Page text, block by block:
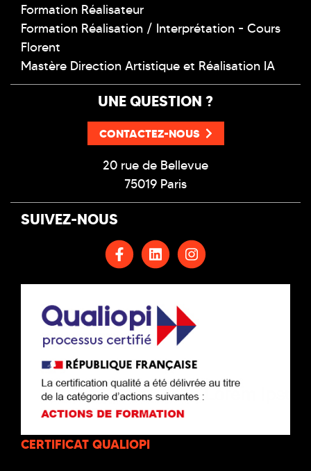
Formation Réalisateur
Formation Réalisation / Interprétation - Cours
Florent
Mastère Direction Artistique et Réalisation IA
UNE QUESTION ?
CONTACTEZ-NOUS
20 rue de Bellevue
75019 Paris
SUIVEZ-NOUS
CERTIFICAT QUALIOPI